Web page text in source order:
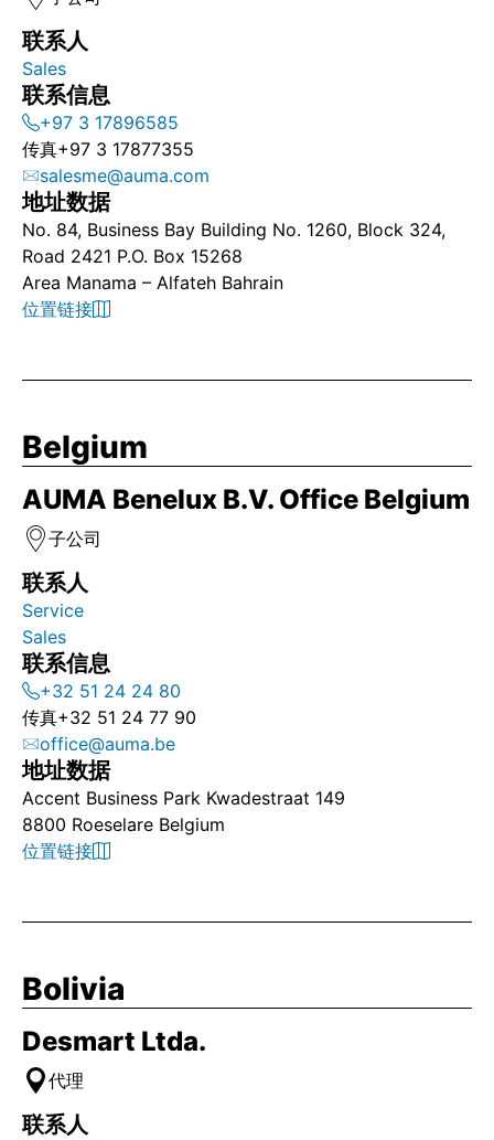
联系人
Sales
联系信息
+97 3 17896585
传真+97 3 17877355
salesme@auma.com
地址数据
No. 84, Business Bay Building No. 1260, Block 324,
Road 2421 P.O. Box 15268
Area Manama – Alfateh Bahrain
位置链接
Belgium
AUMA Benelux B.V. Office Belgium
子公司
联系人
Service
Sales
联系信息
+32 51 24 24 80
传真+32 51 24 77 90
office@auma.be
地址数据
Accent Business Park Kwadestraat 149
8800 Roeselare Belgium
位置链接
Bolivia
Desmart Ltda.
代理
联系人